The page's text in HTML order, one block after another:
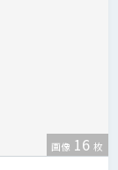
画像 16 枚